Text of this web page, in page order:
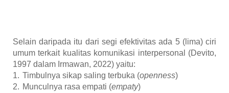
Selain daripada itu dari segi efektivitas ada 5 (lima) ciri
umum terkait kualitas komunikasi interpersonal (Devito,
1997 dalam Irmawan, 2022) yaitu:
1. Timbulnya sikap saling terbuka (openness)
2. Munculnya rasa empati (empaty)